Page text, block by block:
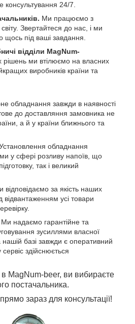
консультування 24/7.
Ми працюємо з
Звертайтеся до нас, і ми
щось під ваші завдання.
відділи MagNum-
рішень ми втілюємо на власних
виробників країни та
обладнання завжди в наявності
до доставляння замовника не
а й у країни ближнього та
обладнання
у сфері розливу напоїв, що
так і великий
відповідаємо за якість наших
відвантаженням усі товари
Ми надаємо гарантійне та
зусиллями власної
базі завжди є оперативний
здійснюється
MagNum-beer, ви вибираєте
постачальника.
зараз для консультації!